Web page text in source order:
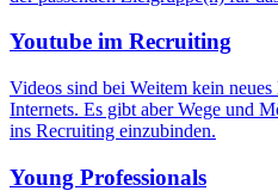
Youtube im Recruiting
Videos sind bei Weitem kein
Internets. Es gibt aber Wege und
ins Recruiting einzubinden.
Young Professionals